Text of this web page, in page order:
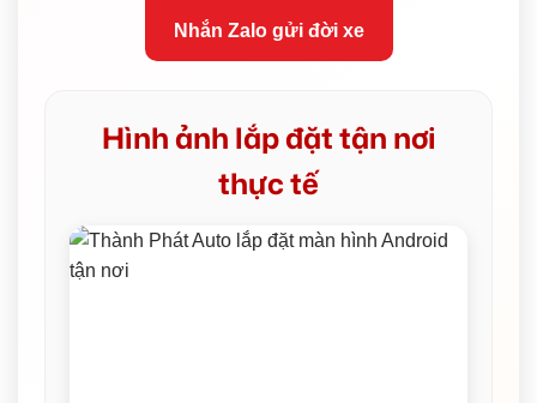
Nhắn Zalo gửi đời xe
Hình ảnh lắp đặt tận nơi
thực tế